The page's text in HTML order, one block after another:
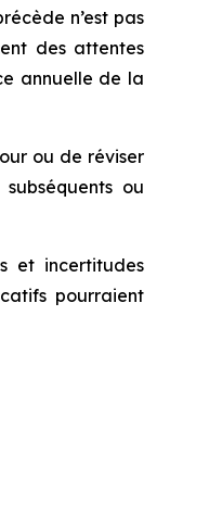
n’est pas
des attentes
annuelle de la
ou de réviser
ou
et incertitudes
pourraient